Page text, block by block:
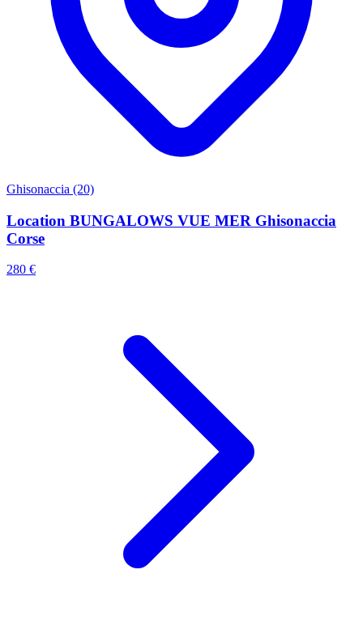
Ghisonaccia (20)
Location BUNGALOWS VUE MER Ghisonaccia
Corse
280 €